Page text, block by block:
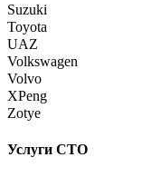
Suzuki
Toyota
UAZ
Volkswagen
Volvo
XPeng
Zotye
Услуги СТО